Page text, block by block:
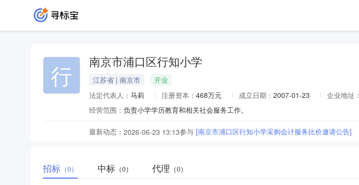
行 南京市浦口区行知小学
江苏省 | 南京市
开业
法定代表人： 马莉 注册资本： 468万元 成立日期： 2007-01-23 企业地址：
经营范围： 负责小学学历教育和相关社会服务工作。
最新动态： 2026-06-23 13:13参与 [南京市浦口区行知小学采购会计服务比价邀请公告]
招标 （0） 中标 （0） 代理 （0）